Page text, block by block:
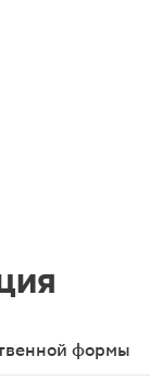
формы